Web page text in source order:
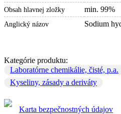
Obsah hlavnej zložky min. 99%
Anglický názov Sodium
Kategórie produktu:
Laboratórne chemikálie, čisté, p.a.
Kyseliny, zásady a deriváty
Karta bezpečnostných údajov